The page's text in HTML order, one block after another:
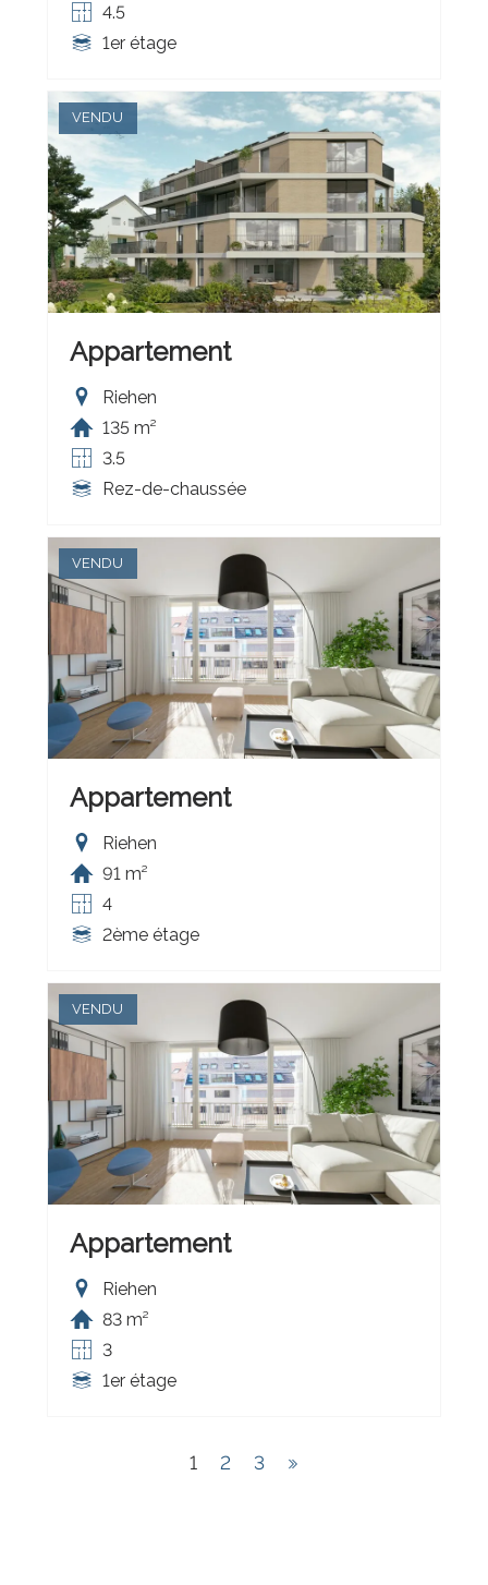
4.5
1er étage
VENDU
Appartement
Riehen
135 m²
3.5
Rez-de-chaussée
VENDU
Appartement
Riehen
91 m²
4
2ème étage
VENDU
Appartement
Riehen
83 m²
3
1er étage
1 2 3